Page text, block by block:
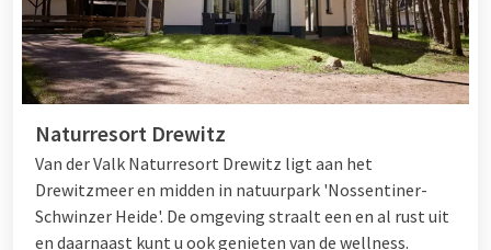
Naturresort Drewitz
Van der Valk Naturresort Drewitz ligt aan het
Drewitzmeer en midden in natuurpark 'Nossentiner-
Schwinzer Heide'. De omgeving straalt een en al rust uit
en daarnaast kunt u ook genieten van de wellness.